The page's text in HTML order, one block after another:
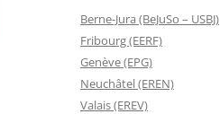
Berne-Jura (BeJuSo – USBJ)
Fribourg (EERF)
Genève (EPG)
Neuchâtel (EREN)
Valais (EREV)